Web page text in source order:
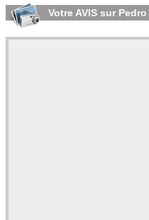
Votre AVIS sur Pedro